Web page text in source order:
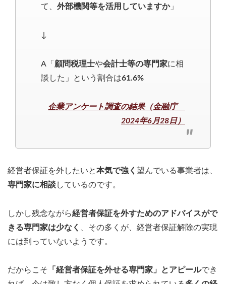
て、 外部機関等を活用していますか」
↓
A「 顧問税理士や会計士等の専門家に相
談した」という割合は61.6%
企業アンケート調査の結果（金融庁
2024年6月28日）
経営者保証を外したいと本気で強く 望んでいる事業者は、
専門家に相談しているのです。
しかし残念ながら経営者保証を外すためのアドバイスがで
きる専門家は少なく
、その多くが、経営者保証解除の実現
には到っていないようです。
だからこそ 「経営者保証を外せる専門家」とアピールでき